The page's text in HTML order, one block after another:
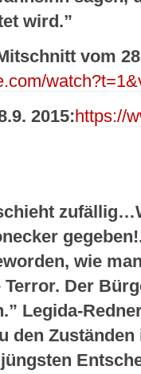
wird.”
vom
2015:https://
wie
Der
Legida-
den